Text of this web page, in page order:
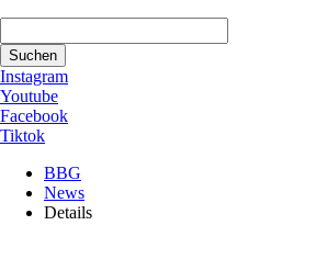
Suchen
Instagram
Youtube
Facebook
Tiktok
BBG
News
Details